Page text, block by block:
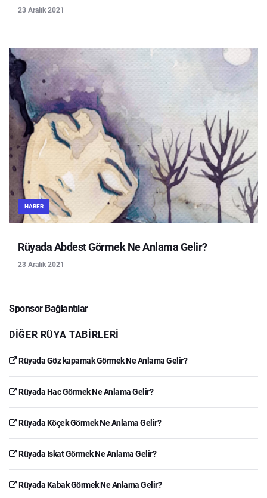
23 Aralık 2021
HABER
Rüyada Abdest Görmek Ne Anlama Gelir?
23 Aralık 2021
Sponsor Bağlantılar
DIĞER RÜYA TABIRLERI
Rüyada Göz kapamak Görmek Ne Anlama Gelir?
Rüyada Hac Görmek Ne Anlama Gelir?
Rüyada Köçek Görmek Ne Anlama Gelir?
Rüyada Iskat Görmek Ne Anlama Gelir?
Rüyada Kabak Görmek Ne Anlama Gelir?